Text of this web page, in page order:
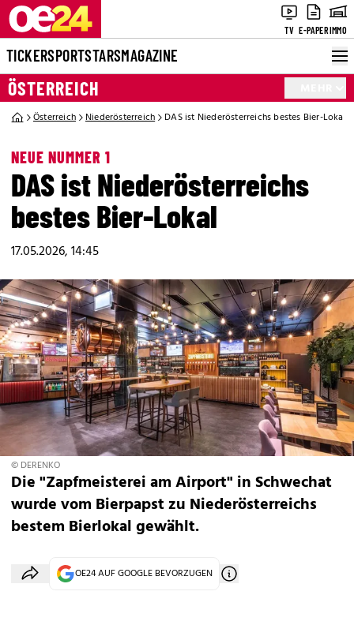
TV E-PAPERIMMO
TICKERSPORTSTARSMAGAZINE
ÖSTERREICH
Österreich Niederösterreich DAS ist Niederösterreichs bestes Bier-Lokal
NEUE NUMMER 1
DAS ist Niederösterreichs
bestes Bier-Lokal
17.05.2026, 14:45
© DERENKO
Die "Zapfmeisterei am Airport" in Schwechat
wurde vom Bierpapst zu Niederösterreichs
bestem Bierlokal gewählt.
OE24 AUF GOOGLE BEVORZUGEN